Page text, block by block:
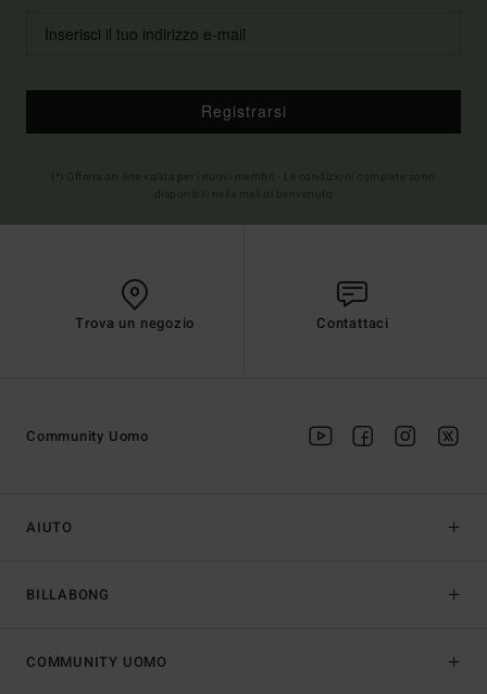
Registrarsi
Trova un negozio Contattaci
AIUTO
BILLABONG
Community Uomo
COMMUNITY UOMO